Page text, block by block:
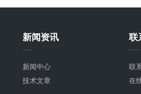
新闻资讯
新闻中心
技术文章
联
联
在